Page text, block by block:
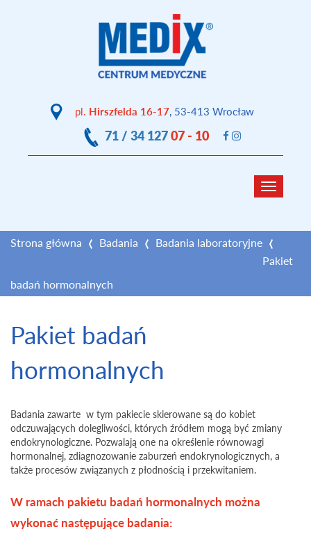
pl. Hirszfelda 16-17, 53-413 Wrocław
71 / 34 12707 - 10
Toggle
Strona główna Badania
Badania laboratoryjne
Pakiet
badań hormonalnych
Pakiet badań
hormonalnych
Badania zawarte w tym pakiecie skierowane są do kobiet
odczuwających dolegliwości, których źródłem mogą być zmiany
endokrynologiczne. Pozwalają one na określenie równowagi
hormonalnej, zdiagnozowanie zaburzeń endokrynologicznych, a
także procesów związanych z płodnością i przekwitaniem.
W ramach pakietu badań hormonalnych można
wykonać następujące badania: